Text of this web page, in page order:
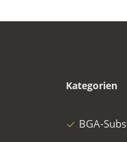
Kategorien
BGA-